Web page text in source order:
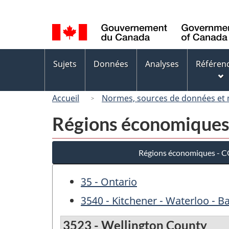
de
la
langue
des
Sujets Données Analyses
Accueil Normes, sources de données et
Régions
Régions économiques -
35 - Ontario
3540 - Kitchener - Waterloo -
3523 - Wellington County